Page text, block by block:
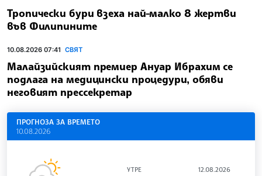
Тропически бури взеха най-малко 8 жертви
във Филипините
10.08.2026 07:41 СВЯТ
Малайзийският премиер Ануар Ибрахим се
подлага на медицински процедури, обяви
неговият прессекретар
ПРОГНОЗА ЗА ВРЕМЕТО
10.08.2026
УТРЕ 12.08.2026